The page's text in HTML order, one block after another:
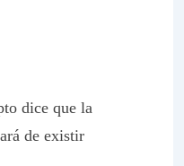
dice que la
de existir